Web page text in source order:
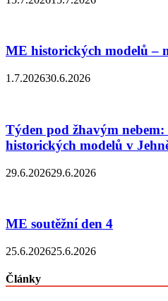
ME historických modelů –
1.7.202630.6.2026
Týden pod žhavým
historických modelů v
29.6.202629.6.2026
ME soutěžní den 4
25.6.202625.6.2026
Články